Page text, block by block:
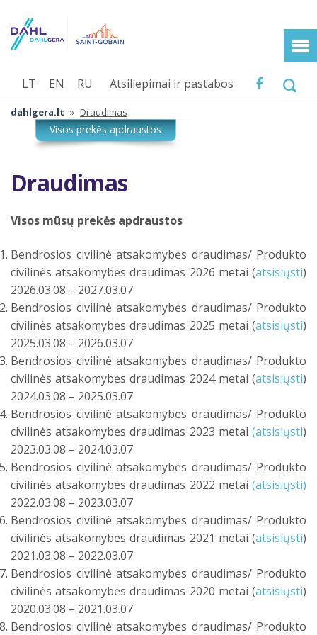
Atsiliepimai ir pastabos
LT EN RU
dahlgera.lt » Draudimas
Draudimas
Visos mūsų prekės apdraustos
Bendrosios civilinė atsakomybės draudimas/ Produkto
civilinės atsakomybės draudimas 2026 metai (atsisiųsti)
2026.03.08 – 2027.03.07
Bendrosios civilinė atsakomybės draudimas/ Produkto
civilinės atsakomybės draudimas 2025 metai (atsisiųsti)
2025.03.08 – 2026.03.07
Bendrosios civilinė atsakomybės draudimas/ Produkto
civilinės atsakomybės draudimas 2024 metai (atsisiųsti)
2024.03.08 – 2025.03.07
Bendrosios civilinė atsakomybės draudimas/ Produkto
civilinės atsakomybės draudimas 2023 metai (atsisiųsti)
2023.03.08 – 2024.03.07
Bendrosios civilinė atsakomybės draudimas/ Produkto
civilinės atsakomybės draudimas 2022 metai (atsisiųsti)
2022.03.08 – 2023.03.07
Bendrosios civilinė atsakomybės draudimas/ Produkto
civilinės atsakomybės draudimas 2021 metai (atsisiųsti)
2021.03.08 – 2022.03.07
Bendrosios civilinė atsakomybės draudimas/ Produkto
civilinės atsakomybės draudimas 2020 metai (atsisiųsti)
2020.03.08 – 2021.03.07
Bendrosios civilinė atsakomybės draudimas/ Produkto